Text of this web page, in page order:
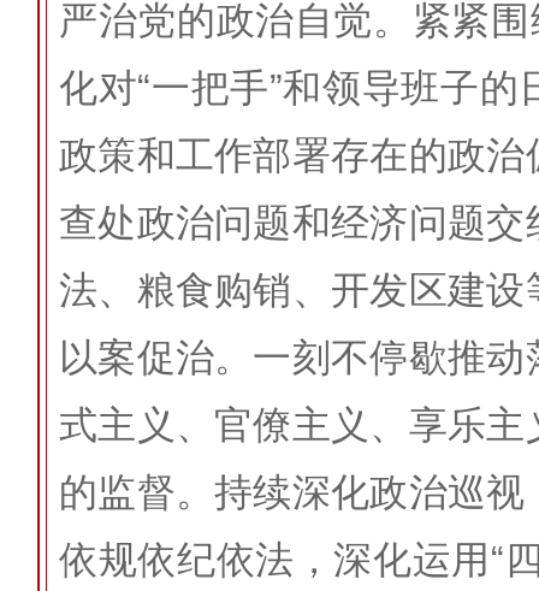
严治党的政治自觉。紧紧
化对“一把手”和领导班子
政策和工作部署存在的政
查处政治问题和经济问题
法、粮食购销、开发区建
以案促治。一刻不停歇推
式主义、官僚主义、享乐
的监督。持续深化政治巡
依规依纪依法，深化运用“